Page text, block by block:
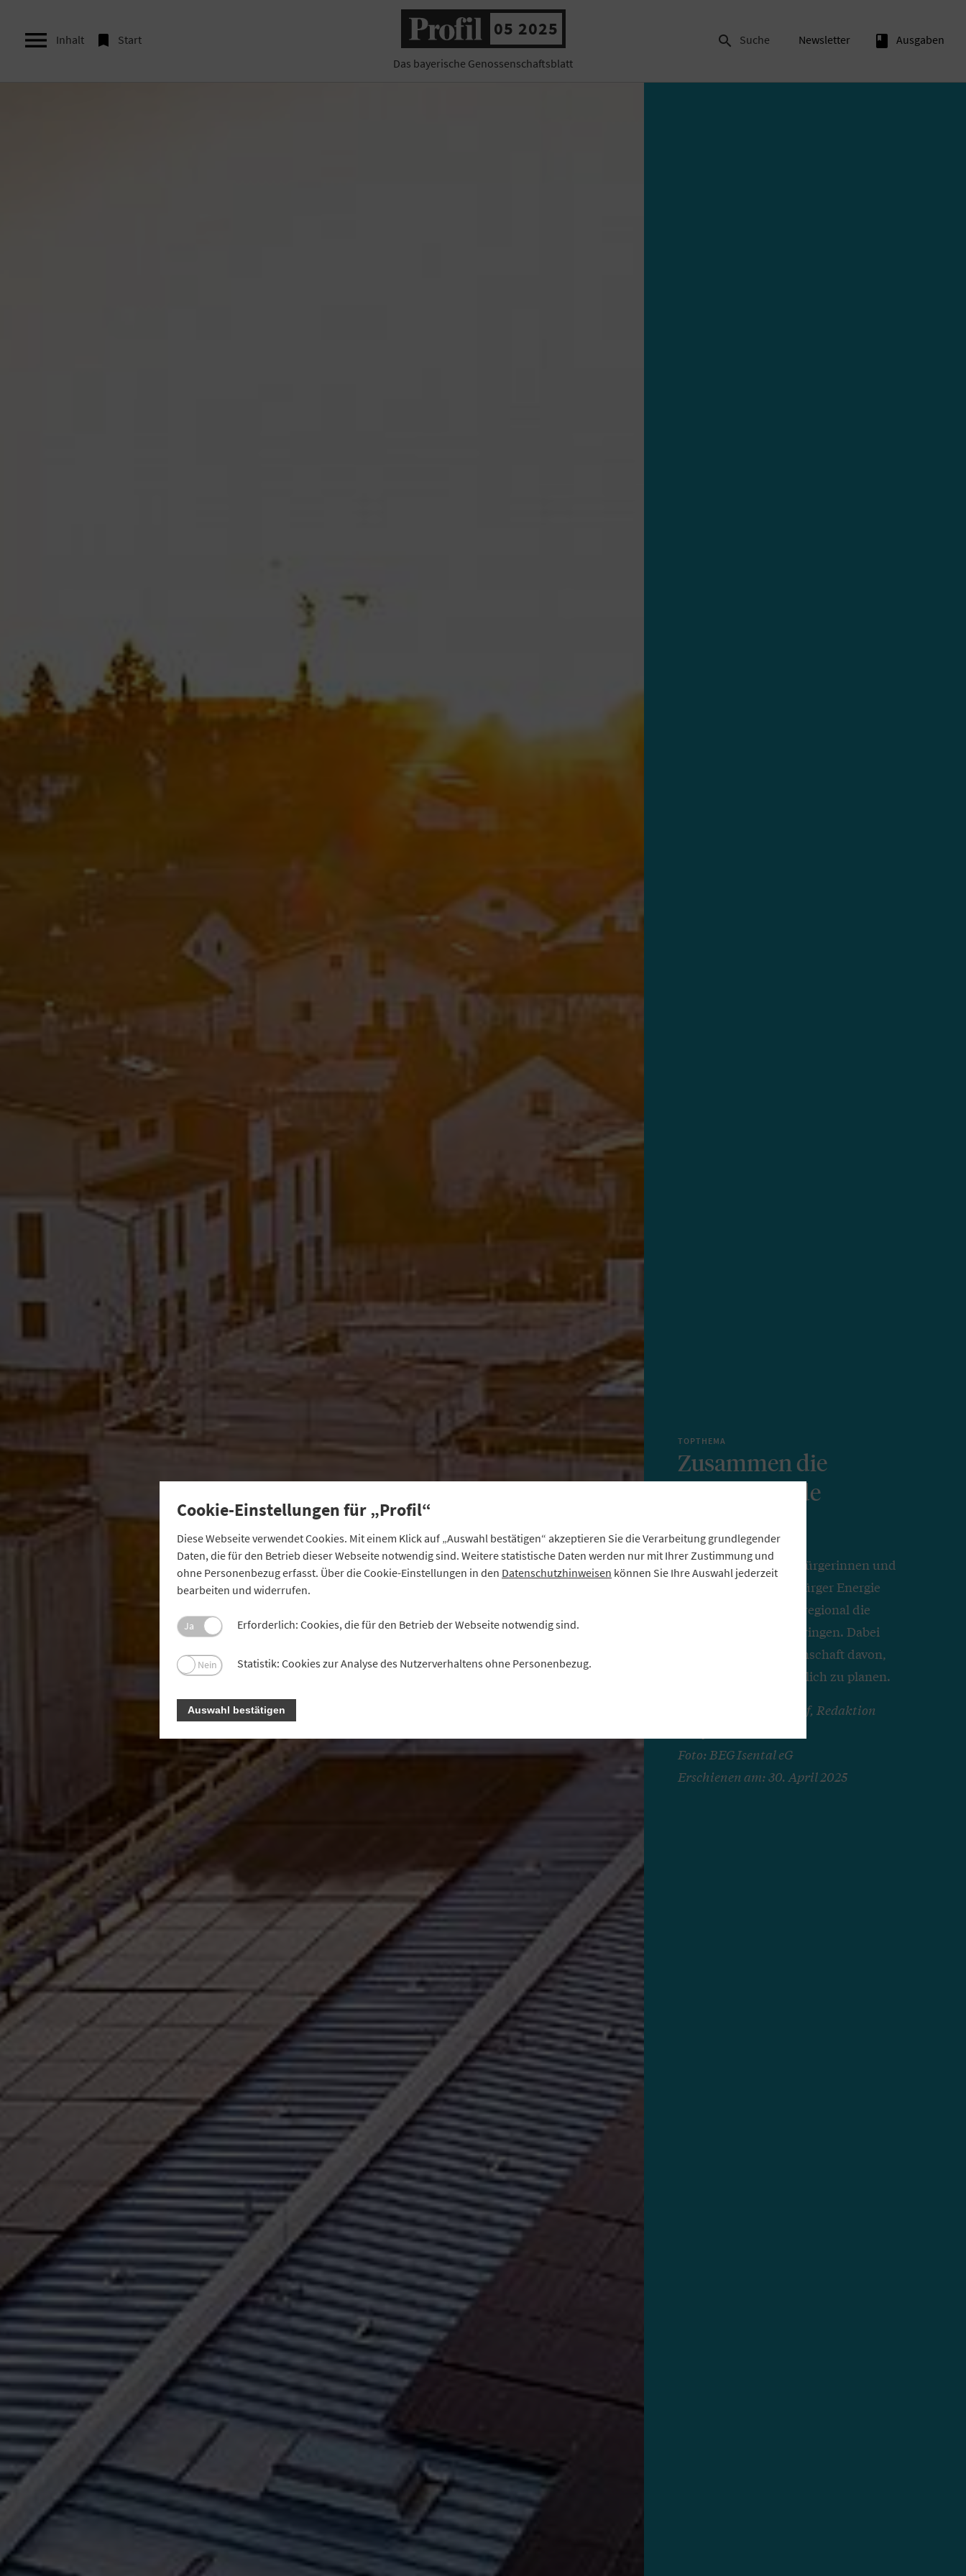
 Inhalt  Start
05 2025
Das bayerische Genossenschaftsblatt
 Suche Newsletter book Ausgaben
TOPTHEMA
Zusammen die
Energiewende
Gemeinsam mit den Bürgerinnen und
Bürgern möchte die Bürger Energie
Gemeinschaft Isental regional die
Energiewende voranbringen. Dabei
profitiert die Genossenschaft davon,
Projekte gemeinschaftlich zu planen.
Autorin: Verena Rudolf, Redaktion
Foto: BEG Isental eG
Erschienen am: 30. April 2025
Cookie-Einstellungen für „Profil“
Diese Webseite verwendet Cookies. Mit einem Klick auf „Auswahl bestätigen“ akzeptieren Sie die Verarbeitung grundlegender
Daten, die für den Betrieb dieser Webseite notwendig sind. Weitere statistische Daten werden nur mit Ihrer Zustimmung und
ohne Personenbezug erfasst. Über die Cookie-Einstellungen in den Datenschutzhinweisen können Sie Ihre Auswahl jederzeit
bearbeiten und widerrufen.
Ja Erforderlich: Cookies, die für den Betrieb der Webseite notwendig sind.
Nein Statistik: Cookies zur Analyse des Nutzerverhaltens ohne Personenbezug.
Auswahl bestätigen